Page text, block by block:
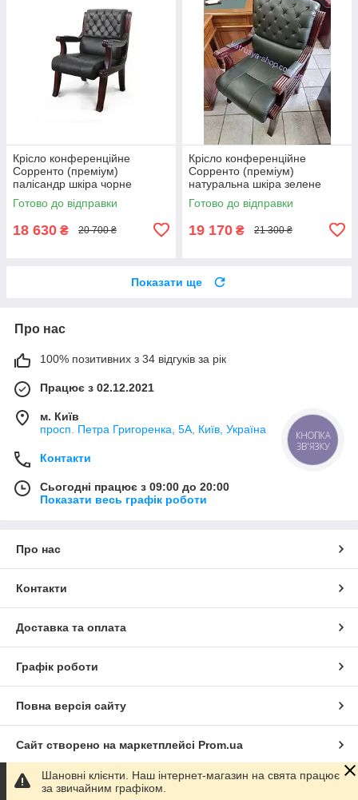
Крісло конференційне
Сорренто (преміум)
палісандр шкіра чорне
Готово до відправки
18 630 ₴ 20 700 ₴
Крісло конференційне
Сорренто (преміум)
натуральна шкіра зелене
Готово до відправки
19 170 ₴ 21 300 ₴
Показати ще
Про нас
100% позитивних з 34 відгуків за рік
Працює з 02.12.2021
м. Київ
просп. Петра Григоренка, 5А, Київ, Україна
Контакти
Сьогодні працює з 09:00 до 20:00
Показати весь графік роботи
Про нас
Контакти
Доставка та оплата
Графік роботи
Повна версія сайту
Сайт створено на маркетплейсі Prom.ua
Політика конфіденційності
Шановні клієнти. Наш інтернет-магазин на свята працює
за звичайним графіком.
КНОПКА
ЗВ'ЯЗКУ